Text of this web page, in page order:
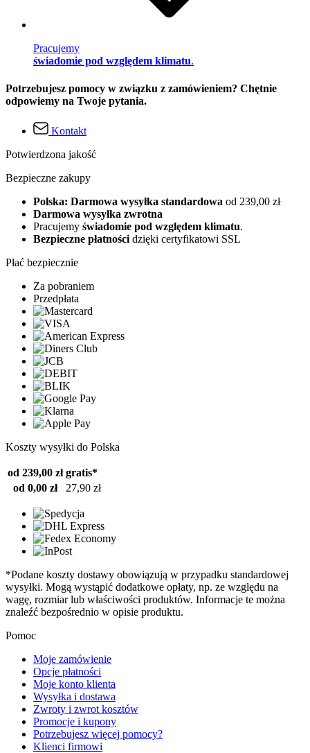
Pracujemy
świadomie pod względem klimatu.
Potrzebujesz pomocy w związku z zamówieniem? Chętnie
odpowiemy na Twoje pytania.
Kontakt
Potwierdzona jakość
Bezpieczne zakupy
Polska: Darmowa wysyłka standardowa od 239,00 zł
Darmowa wysyłka zwrotna
Pracujemy świadomie pod względem klimatu.
Bezpieczne płatności dzięki certyfikatowi SSL
Płać bezpiecznie
Za pobraniem
Przedpłata
Koszty wysyłki do Polska
od 239,00 zł gratis*
od 0,00 zł
27,90 zł
*Podane koszty dostawy obowiązują w przypadku standardowej
wysyłki. Mogą wystąpić dodatkowe opłaty, np. ze względu na
wagę, rozmiar lub właściwości produktów. Informacje te można
znaleźć bezpośrednio w opisie produktu.
Pomoc
Moje zamówienie
Opcje płatności
Moje konto klienta
Wysyłka i dostawa
Zwroty i zwrot kosztów
Promocje i kupony
Potrzebujesz więcej pomocy?
Klienci firmowi